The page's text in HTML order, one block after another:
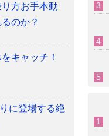
方お手本動
のか？
キャッチ！
に登場する絶